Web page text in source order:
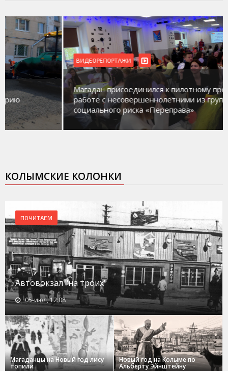
ВИДЕОРЕПОРТАЖИ
Магадан присоединился к пилотному проекту по
работе с несовершеннолетними из групп
социального риска «Переправа»
КОЛЫМСКИЕ КОЛОНКИ
ПОЧИТАЕМ
Автовокзал "на троих"
05-июл, 12:08
Магаданцы на Новый год лису
топили
Новый год на Колыме по
Альберту Эйнштейну